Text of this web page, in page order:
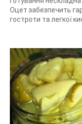
Оцет забезпечить
гостроти та легкої